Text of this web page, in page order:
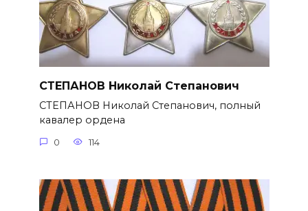
СТЕПАНОВ Николай Степанович
СТЕПАНОВ Николай Степанович, полный
кавалер ордена
0 114